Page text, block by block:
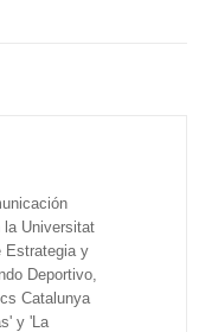
la Universitat
Estrategia y
Deportivo,
Catalunya
y 'La